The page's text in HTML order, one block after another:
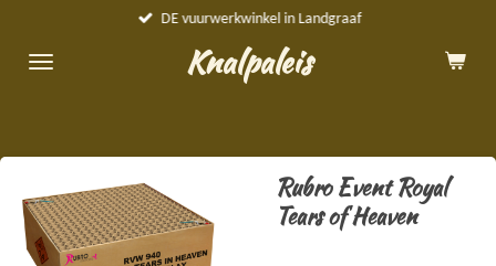
naar
Knalpaleis
DE vuurwerkwinkel in Landgraaf
Rubro Event Royal
Tears of Heaven